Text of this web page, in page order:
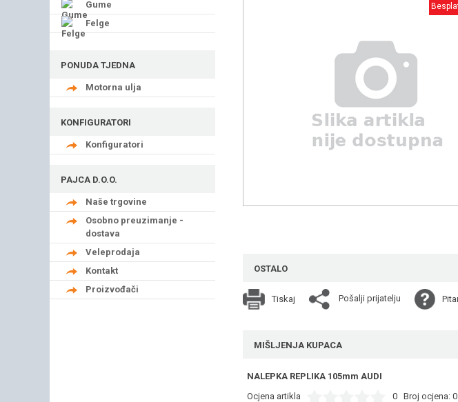
Gume
Felge
PONUDA TJEDNA
Motorna ulja
KONFIGURATORI
Konfiguratori
PAJCA D.O.O.
Naše trgovine
Osobno preuzimanje -
dostava
Veleprodaja
Kontakt
Proizvođači
OSTALO
Tiskaj Pošalji prijatelju
MIŠLJENJA KUPACA
NALEPKA REPLIKA 105mm AUDI
Ocjena artikla
0 Broj ocjena: 0